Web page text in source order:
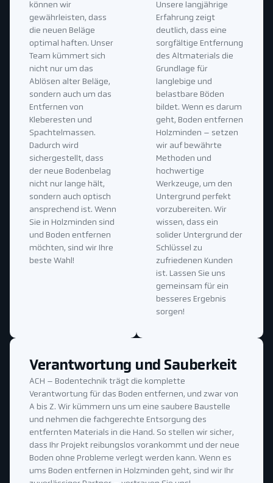
Unsere langjährige
Erfahrung zeigt
deutlich, dass eine
sorgfältige Entfernung
des Altmaterials die
Grundlage für
langlebige und
belastbare Böden
bildet. Wenn es darum
geht, Boden entfernen
Holzminden – setzen
wir auf bewährte
Methoden und
hochwertige
Werkzeuge, um den
Untergrund perfekt
vorzubereiten. Wir
wissen, dass ein
solider Untergrund der
Schlüssel zu
zufriedenen Kunden
ist. Lassen Sie uns
gemeinsam für ein
besseres Ergebnis
sorgen!
können wir
gewährleisten, dass
die neuen Beläge
optimal haften. Unser
Team kümmert sich
nicht nur um das
Ablösen alter Beläge,
sondern auch um das
Entfernen von
Kleberesten und
Spachtelmassen.
Dadurch wird
sichergestellt, dass
der neue Bodenbelag
nicht nur lange hält,
sondern auch optisch
ansprechend ist. Wenn
Sie in Holzminden sind
und Boden entfernen
möchten, sind wir Ihre
beste Wahl!
Verantwortung und Sauberkeit
ACH – Bodentechnik trägt die komplette
Verantwortung für das Boden entfernen, und zwar von
A bis Z. Wir kümmern uns um eine saubere Baustelle
und nehmen die fachgerechte Entsorgung des
entfernten Materials in die Hand. So stellen wir sicher,
dass Ihr Projekt reibungslos vorankommt und der neue
Boden ohne Probleme verlegt werden kann. Wenn es
ums Boden entfernen in Holzminden geht, sind wir Ihr